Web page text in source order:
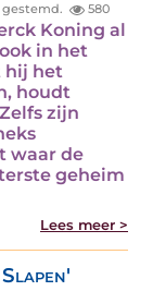
580
Koning al
in het
hij het
houdt
zijn
waar de
geheim
Lees meer >